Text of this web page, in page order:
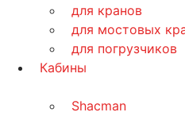
для кранов
для мостовых
для погрузчиков
Кабины
Shacman